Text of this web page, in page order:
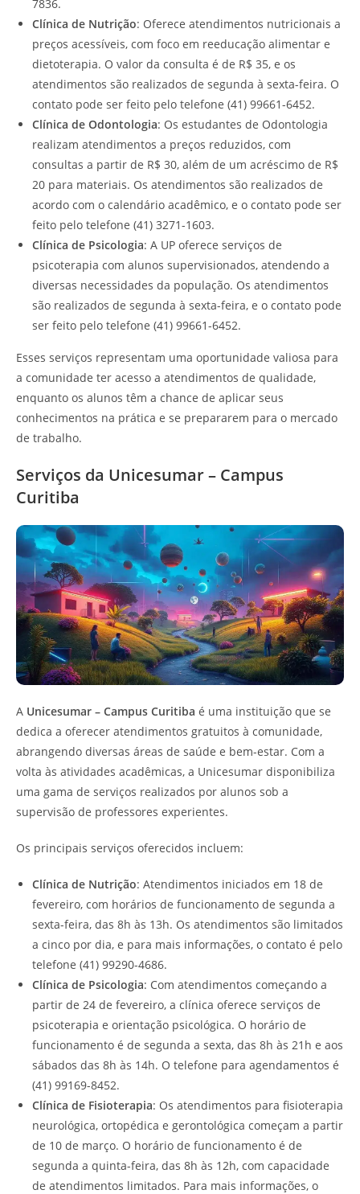
7836.
Clínica de Nutrição: Oferece atendimentos nutricionais a
preços acessíveis, com foco em reeducação alimentar e
dietoterapia. O valor da consulta é de R$ 35, e os
atendimentos são realizados de segunda à sexta-feira. O
contato pode ser feito pelo telefone (41) 99661-6452.
Clínica de Odontologia: Os estudantes de Odontologia
realizam atendimentos a preços reduzidos, com
consultas a partir de R$ 30, além de um acréscimo de R$
20 para materiais. Os atendimentos são realizados de
acordo com o calendário acadêmico, e o contato pode ser
feito pelo telefone (41) 3271-1603.
Clínica de Psicologia: A UP oferece serviços de
psicoterapia com alunos supervisionados, atendendo a
diversas necessidades da população. Os atendimentos
são realizados de segunda à sexta-feira, e o contato pode
ser feito pelo telefone (41) 99661-6452.
Esses serviços representam uma oportunidade valiosa para
a comunidade ter acesso a atendimentos de qualidade,
enquanto os alunos têm a chance de aplicar seus
conhecimentos na prática e se prepararem para o mercado
de trabalho.
Serviços da Unicesumar – Campus
Curitiba
A Unicesumar – Campus Curitiba é uma instituição que se
dedica a oferecer atendimentos gratuitos à comunidade,
abrangendo diversas áreas de saúde e bem-estar. Com a
volta às atividades acadêmicas, a Unicesumar disponibiliza
uma gama de serviços realizados por alunos sob a
supervisão de professores experientes.
Os principais serviços oferecidos incluem:
Clínica de Nutrição: Atendimentos iniciados em 18 de
fevereiro, com horários de funcionamento de segunda a
sexta-feira, das 8h às 13h. Os atendimentos são limitados
a cinco por dia, e para mais informações, o contato é pelo
telefone (41) 99290-4686.
Clínica de Psicologia: Com atendimentos começando a
partir de 24 de fevereiro, a clínica oferece serviços de
psicoterapia e orientação psicológica. O horário de
funcionamento é de segunda a sexta, das 8h às 21h e aos
sábados das 8h às 14h. O telefone para agendamentos é
(41) 99169-8452.
Clínica de Fisioterapia: Os atendimentos para fisioterapia
neurológica, ortopédica e gerontológica começam a partir
de 10 de março. O horário de funcionamento é de
segunda a quinta-feira, das 8h às 12h, com capacidade
de atendimentos limitados. Para mais informações, o